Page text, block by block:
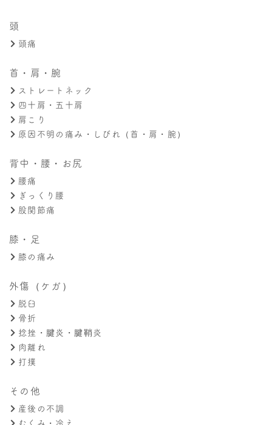
頭
頭痛
首・肩・腕
ストレートネック
四十肩・五十肩
肩こり
原因不明の痛み・しびれ（首・肩・腕）
背中・腰・お尻
腰痛
ぎっくり腰
股関節痛
膝・足
膝の痛み
外傷（ケガ）
脱臼
骨折
捻挫・腱炎・腱鞘炎
肉離れ
打撲
その他
産後の不調